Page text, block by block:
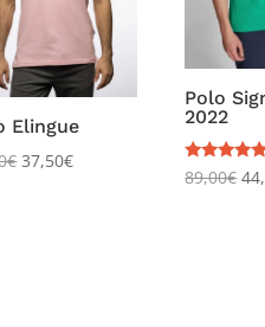
Elingue
€ 37,50€
Polo
2022
Note
5.00
89,00€